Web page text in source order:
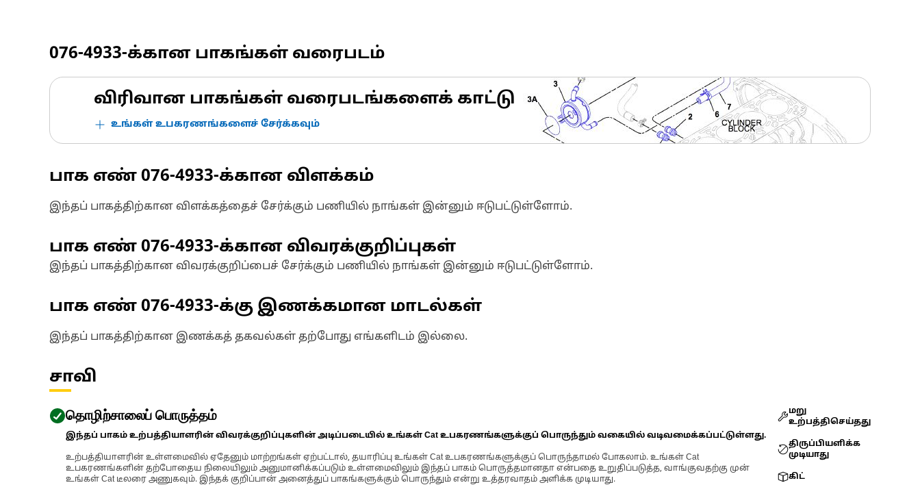
076-4933-க்கான பாகங்கள் வரைபடம்
விரிவான பாகங்கள் வரைபடங்களைக் காட்டு
உங்கள் உபகரணங்களைச் சேர்க்கவும்
பாக எண் 076-4933-க்கான விளக்கம்
இந்தப் பாகத்திற்கான விளக்கத்தைச் சேர்க்கும் பணியில் நாங்கள் இன்னும் ஈடுபட்டுள்ளோம்.
பாக எண் 076-4933-க்கான விவரக்குறிப்புகள்
இந்தப் பாகத்திற்கான விவரக்குறிப்பைச் சேர்க்கும் பணியில் நாங்கள் இன்னும் ஈடுபட்டுள்ளோம்.
பாக எண் 076-4933-க்கு இணக்கமான மாடல்கள்
இந்தப் பாகத்திற்கான இணக்கத் தகவல்கள் தற்போது எங்களிடம் இல்லை.
சாவி
தொழிற்சாலைப் பொருத்தம்
இந்தப் பாகம் உற்பத்தியாளரின் விவரக்குறிப்புகளின் அடிப்படையில் உங்கள் Cat உபகரணங்களுக்குப் பொருந்தும் வகையில் வடிவமைக்கப்பட்டுள்ளது.
உற்பத்தியாளரின் உள்ளமைவில் ஏதேனும் மாற்றங்கள் ஏற்பட்டால், தயாரிப்பு உங்கள் Cat உபகரணங்களுக்குப் பொருந்தாமல் போகலாம். உங்கள் Cat
உபகரணங்களின் தற்போதைய நிலையிலும் அனுமானிக்கப்படும் உள்ளமைவிலும் இந்தப் பாகம் பொருத்தமானதா என்பதை உறுதிப்படுத்த, வாங்குவதற்கு முன்
உங்கள் Cat டீலரை அணுகவும். இந்தக் குறிப்பான் அனைத்துப் பாகங்களுக்கும் பொருந்தும் என்று உத்தரவாதம் அளிக்க முடியாது.
மறு
உற்பத்திசெய்தது
திருப்பியளிக்க
முடியாது
கிட்